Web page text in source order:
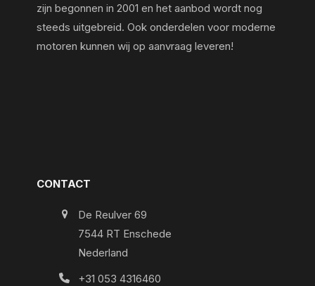
zijn begonnen in 2001 en het aanbod wordt nog
steeds uitgebreid. Ook onderdelen voor moderne
motoren kunnen wij op aanvraag leveren!
CONTACT
De Reulver 69
7544 RT Enschede
Nederland
+31 053 4316460